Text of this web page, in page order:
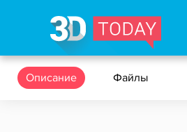
Описание Файлы